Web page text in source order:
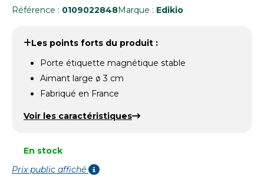
Référence : 0109022848Marque : Edikio
Les points forts du produit :
Porte étiquette magnétique stable
Aimant large ø 3 cm
Fabriqué en France
Voir les caractéristiques
En stock
Prix public affiché